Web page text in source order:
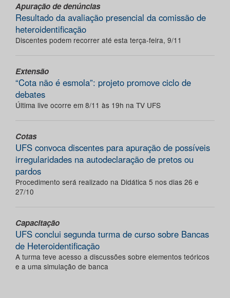
Apuração de denúncias
Resultado da avaliação presencial da comissão de
heteroidentificação
Discentes podem recorrer até esta terça-feira, 9/11
Extensão
“Cota não é esmola”: projeto promove ciclo de
debates
Última live ocorre em 8/11 às 19h na TV UFS
Cotas
UFS convoca discentes para apuração de possíveis
irregularidades na autodeclaração de pretos ou
pardos
Procedimento será realizado na Didática 5 nos dias 26 e
27/10
Capacitação
UFS conclui segunda turma de curso sobre Bancas
de Heteroidentificação
A turma teve acesso a discussões sobre elementos teóricos
e a uma simulação de banca